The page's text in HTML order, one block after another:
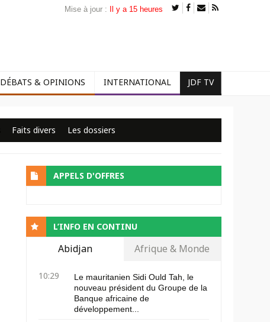
Mise à jour : Il y a 15 heures
DÉBATS & OPINIONS INTERNATIONAL JDF TV
Faits divers Les dossiers
APPELS D'OFFRES
L’INFO EN CONTINU
Abidjan Afrique & Monde
10:29
Le mauritanien Sidi Ould Tah, le
nouveau président du Groupe de la
Banque africaine de
développement...